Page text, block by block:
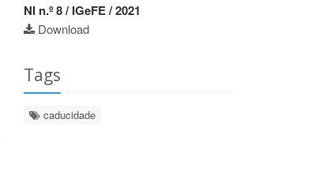
NI n.º 8 / IGeFE / 2021
Download
Tags
caducidade